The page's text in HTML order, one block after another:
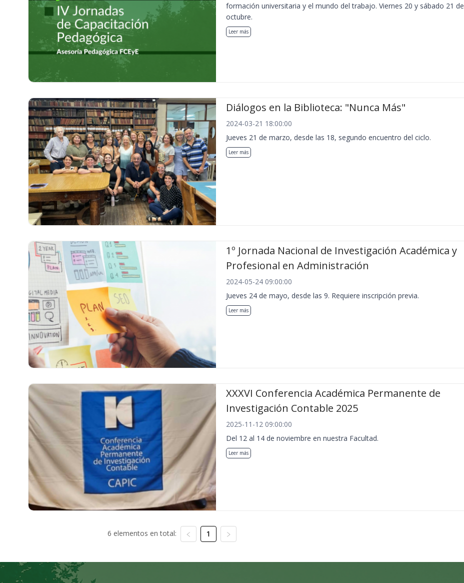
formación universitaria y el mundo del trabajo. Viernes 20 y sábado 21 de
octubre.
Leer más
Diálogos en la Biblioteca: "Nunca Más"
2024-03-21 18:00:00
Jueves 21 de marzo, desde las 18, segundo encuentro del ciclo.
Leer más
1º Jornada Nacional de Investigación Académica y
Profesional en Administración
2024-05-24 09:00:00
Jueves 24 de mayo, desde las 9. Requiere inscripción previa.
Leer más
XXXVI Conferencia Académica Permanente de
Investigación Contable 2025
2025-11-12 09:00:00
Del 12 al 14 de noviembre en nuestra Facultad.
Leer más
6 elementos en total: 1